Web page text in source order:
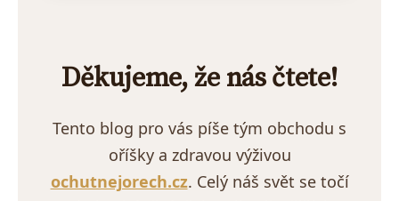
Děkujeme, že nás čtete!
Tento blog pro vás píše tým obchodu s
oříšky a zdravou výživou
ochutnejorech.cz. Celý náš svět se točí